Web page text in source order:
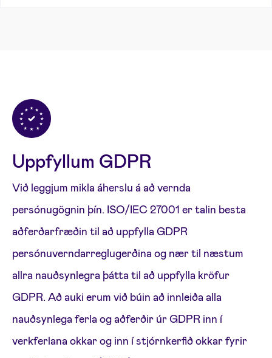
Uppfyllum GDPR
Við leggjum mikla áherslu á að vernda
persónugögnin þín. ISO/IEC 27001 er talin besta
aðferðarfræðin til að uppfylla GDPR
persónuverndarreglugerðina og nær til næstum
allra nauðsynlegra þátta til að uppfylla kröfur
GDPR. Að auki erum við búin að innleiða alla
nauðsynlega ferla og aðferðir úr GDPR inn í
verkferlana okkar og inn í stjórnkerfið okkar fyrir